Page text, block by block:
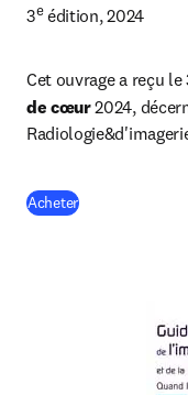
3e édition, 2024
Cet ouvrage a reçu le
de cœur 2024,
Acheter(